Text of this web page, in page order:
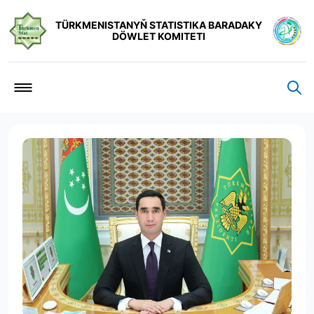
TÜRKMENISTANYŇ STATISTIKA BARADAKY
DÖWLET KOMITETI